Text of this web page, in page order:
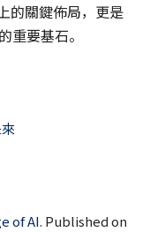
的關鍵佈局，更是
重要基石。
of AI. Published on